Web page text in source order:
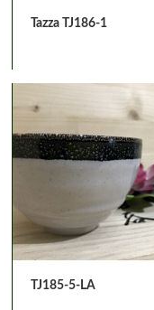
Tazza TJ186-1
TJ185-5-LA